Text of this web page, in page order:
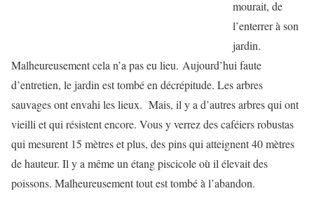
mourait, de
l’enterrer à son
jardin.
Malheureusement cela n’a pas eu lieu. Aujourd’hui faute
d’entretien, le jardin est tombé en décrépitude. Les arbres
sauvages ont envahi les lieux. Mais, il y a d’autres arbres qui ont
vieilli et qui résistent encore. Vous y verrez des caféiers robustas
qui mesurent 15 mètres et plus, des pins qui atteignent 40 mètres
de hauteur. Il y a même un étang piscicole où il élevait des
poissons. Malheureusement tout est tombé à l’abandon.